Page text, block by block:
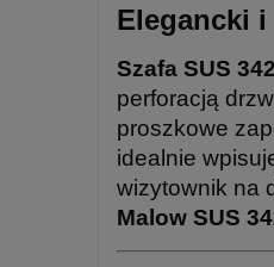
Elegancki
Szafa SUS 342
perforacją
proszkowe
idealnie
wizytownik na
Malow SUS